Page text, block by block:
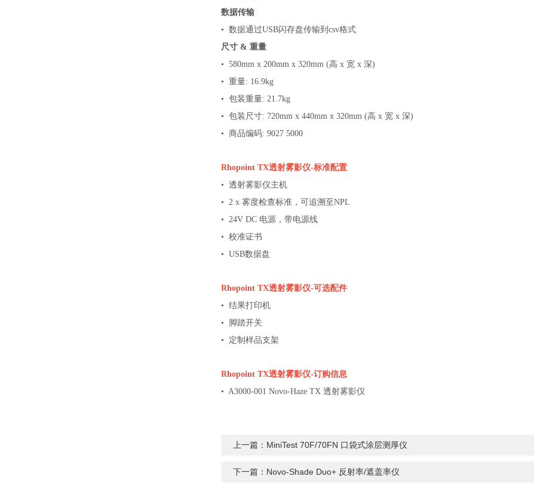
数据传输
• 数据通过USB闪存盘传输到csv格式
尺寸& 重量
• 580mm x 200mm x 320mm (高 x 宽 x 深)
• 重量: 16.9kg
• 包装重量: 21.7kg
• 包装尺寸: 720mm x 440mm x 320mm (高 x 宽 x 深)
• 商品编码: 9027 5000
Rhopoint TX透射雾影仪-标准配置
• 透射雾影仪主机
• 2 x 雾度检查标准，可追溯至NPL
• 24V DC 电源，带电源线
• 校准证书
• USB数据盘
Rhopoint TX透射雾影仪-可选配件
• 结果打印机
• 脚踏开关
• 定制样品支架
Rhopoint TX透射雾影仪-订购信息
• A3000-001 Novo-Haze TX 透射雾影仪
上一篇：MiniTest 70F/70FN 口袋式涂层测厚仪
下一篇：Novo-Shade Duo+ 反射率/遮盖率仪